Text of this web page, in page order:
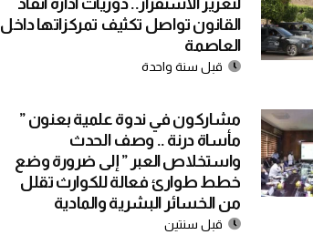
لتعزيز الاستقرار.. دوريات ادارة انفاذ
القانون تواصل تكثيف تمركزاتها داخل
العاصمة
قبل سنة واحدة
مشاركون في ندوة علمية بعنون ”
مأساة درنة .. وصف الحدث
واستخلاص العبر ” إلى ضرورة وضع
خطط طوارئ فعالة للكوارث تقلل
من الخسائر البشرية والمادية
قبل سنتين